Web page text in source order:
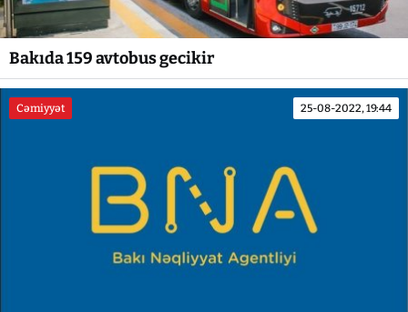
Bakıda 159 avtobus gecikir
Cəmiyyət 25-08-2022, 19:44